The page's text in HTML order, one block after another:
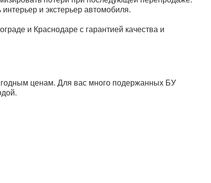
и экстерьер автомобиля.
и Краснодаре с гарантией качества и
ценам. Для вас много подержанных БУ